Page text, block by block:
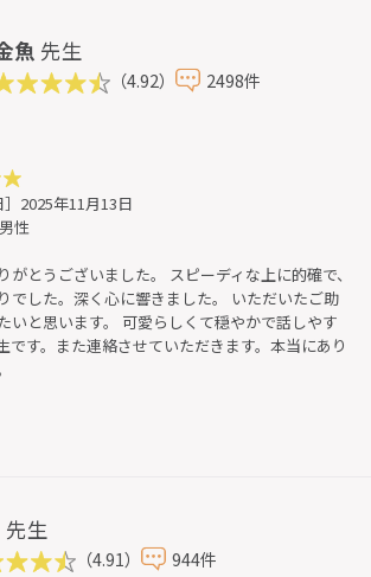
魚 先生
（4.92） 2498件
］2025年11月13日
性
がとうございました。 スピーディな上に的確で、
でした。深く心に響きました。 いただいたご助
いと思います。 可愛らしくて穏やかで話しやす
です。また連絡させていただきます。本当にあり
先生
（4.91） 944件